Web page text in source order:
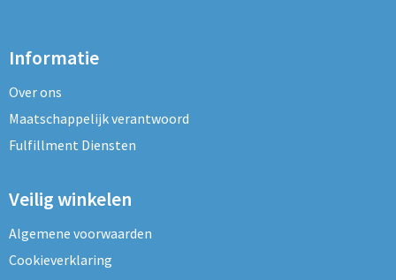
Informatie
Over ons
Maatschappelijk verantwoord
Fulfillment Diensten
Veilig winkelen
Algemene voorwaarden
Cookieverklaring